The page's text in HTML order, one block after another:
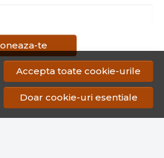
Accepta toate cookie-urile
Doar cookie-uri esentiale
te